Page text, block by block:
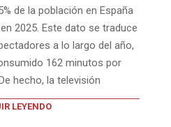
de la población en España
2025. Este dato se traduce
a lo largo del año,
162 minutos por
hecho, la televisión
LEYENDO